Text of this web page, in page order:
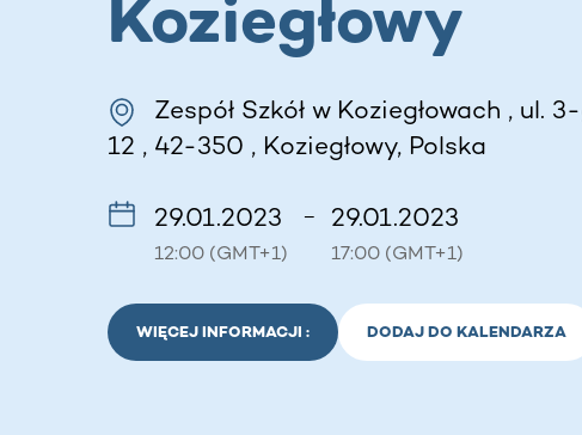
Koziegłowy
Zespół Szkół w Koziegłowach , ul.
12 , 42-350 , Koziegłowy, Polska
29.01.2023
12:00 (GMT+1)
– 29.01.2023
17:00 (GMT+1)
WIĘCEJ INFORMACJI : DODAJ DO KALENDARZA